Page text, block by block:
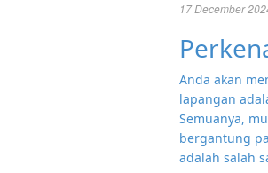
17 December
Anda akan
lapangan
Semuanya,
bergantung
adalah salah